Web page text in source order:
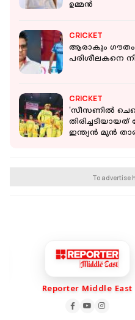
ഉമ്മൻ
CRICKET
ആരാകും ഗൗതം
പരിശീലകനെ
CRICKET
'സീസണിൽ
ഇന്ത്യൻ മുൻ
To advertise
Reporter Middle East